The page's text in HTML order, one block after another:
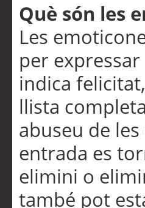
Què són les
Les
per
indica
llista
abuseu de
entrada es
elimini o
també pot